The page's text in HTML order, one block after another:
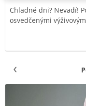
Chladné dni? Nevadí!
osvedčenými